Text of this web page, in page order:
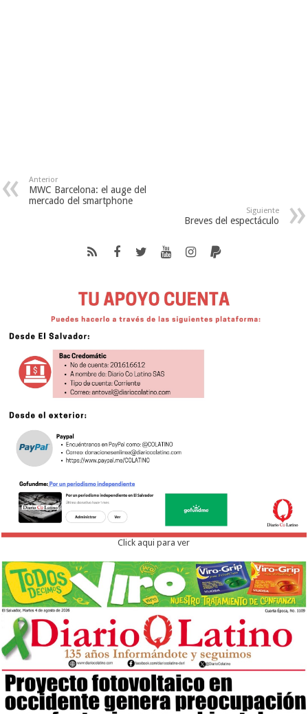
Anterior
MWC Barcelona: el auge del
mercado del smartphone
Siguiente
Breves del espectáculo
Click aqui para ver